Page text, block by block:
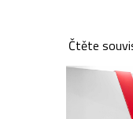
Čtěte